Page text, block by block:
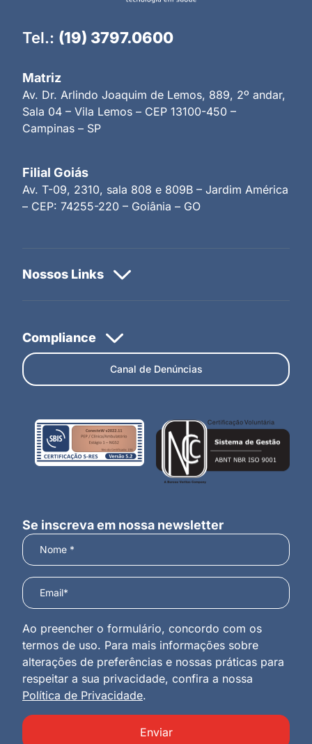
Tel.: (19) 3797.0600
Matriz
Av. Dr. Arlindo Joaquim de Lemos, 889, 2º andar,
Sala 04 – Vila Lemos – CEP 13100-450 –
Campinas – SP
Filial Goiás
Av. T-09, 2310, sala 808 e 809B – Jardim América
– CEP: 74255-220 – Goiânia – GO
Canal de Denúncias
Se inscreva em nossa newsletter
Ao preencher o formulário, concordo com os
termos de uso. Para mais informações sobre
alterações de preferências e nossas práticas para
respeitar a sua privacidade, confira a nossa
Política de Privacidade.
Enviar